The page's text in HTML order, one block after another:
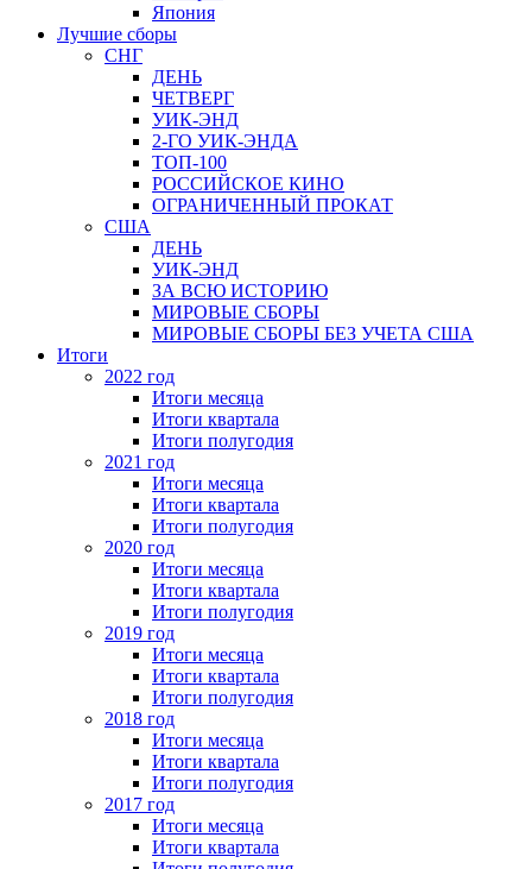
Япония
Лучшие сборы
СНГ
ДЕНЬ
ЧЕТВЕРГ
УИК-ЭНД
2-ГО УИК-ЭНДА
ТОП-100
РОССИЙСКОЕ КИНО
ОГРАНИЧЕННЫЙ ПРОКАТ
США
ДЕНЬ
УИК-ЭНД
ЗА ВСЮ ИСТОРИЮ
МИРОВЫЕ СБОРЫ
МИРОВЫЕ СБОРЫ БЕЗ УЧЕТА США
Итоги
2022 год
Итоги месяца
Итоги квартала
Итоги полугодия
2021 год
Итоги месяца
Итоги квартала
Итоги полугодия
2020 год
Итоги месяца
Итоги квартала
Итоги полугодия
2019 год
Итоги месяца
Итоги квартала
Итоги полугодия
2018 год
Итоги месяца
Итоги квартала
Итоги полугодия
2017 год
Итоги месяца
Итоги квартала